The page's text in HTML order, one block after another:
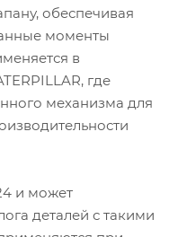
обеспечивая
моменты
в
где
механизма для
и может
деталей с такими